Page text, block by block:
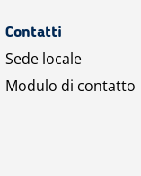
Contatti
Sede locale
Modulo di contatto